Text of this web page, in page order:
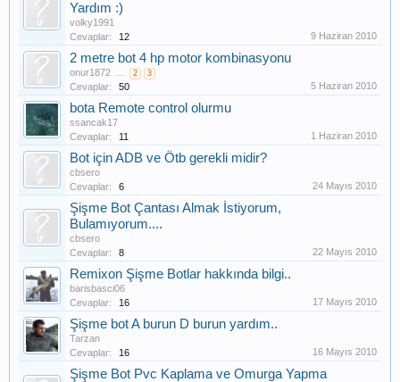
Yardım :)
volky1991
Cevaplar:
12 9 Haziran 2010
2 metre bot 4 hp motor kombinasyonu
onur1872 ... 2 3
Cevaplar: 50 5 Haziran 2010
bota Remote control olurmu
ssancak17
Cevaplar:
11 1 Haziran 2010
Bot için ADB ve Ötb gerekli midir?
cbsero
Cevaplar:
6 24 Mayıs 2010
Şişme Bot Çantası Almak İstiyorum,
Bulamıyorum....
cbsero
Cevaplar:
8 22 Mayıs 2010
Remixon Şişme Botlar hakkında bilgi..
barisbasci06
Cevaplar:
16 17 Mayıs 2010
Şişme bot A burun D burun yardım..
Tarzan
Cevaplar:
16 16 Mayıs 2010
Şişme Bot Pvc Kaplama ve Omurga Yapma